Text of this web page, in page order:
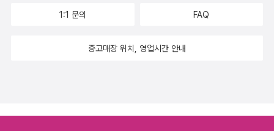
라고 하더라도 쓸모는 분명히 있을 것이다. 우리가 모르는 쓸모 말이
행동에 옮기는 파리 신부의 모습이 무모하게 보이지만 아름답게 여겨
1:1 문의 FAQ
중고매장 위치, 영업시간 안내